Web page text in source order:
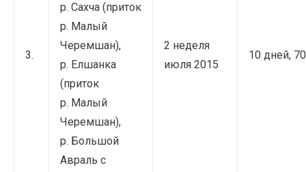
3.
р. Сахча (приток
р. Малый
Черемшан),
р. Елшанка
(приток
р. Малый
Черемшан),
р. Большой
Авраль с
2 неделя
июля 2015
10 дней,